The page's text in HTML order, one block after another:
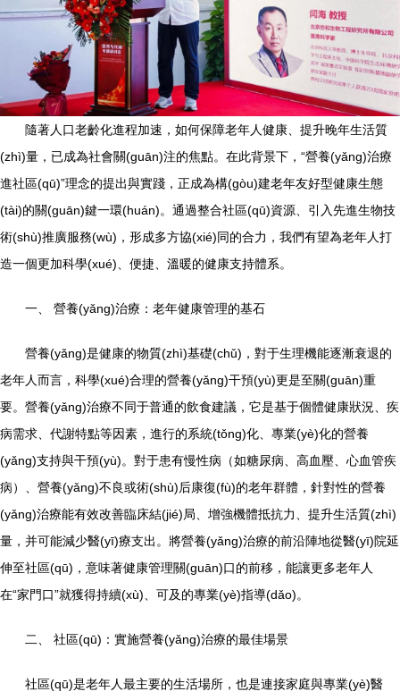
隨著人口老齡化進程加速，如何保障老年人健康、提升晚年生活質
(zhì)量，已成為社會關(guān)注的焦點。在此背景下，“營養(yǎng)治療
進社區(qū)”理念的提出與實踐，正成為構(gòu)建老年友好型健康生態
(tài)的關(guān)鍵一環(huán)。通過整合社區(qū)資源、引入先進生物技
術(shù)推廣服務(wù)，形成多方協(xié)同的合力，我們有望為老年人打
造一個更加科學(xué)、便捷、溫暖的健康支持體系。
一、 營養(yǎng)治療：老年健康管理的基石
營養(yǎng)是健康的物質(zhì)基礎(chǔ)，對于生理機能逐漸衰退的
老年人而言，科學(xué)合理的營養(yǎng)干預(yù)更是至關(guān)重
要。營養(yǎng)治療不同于普通的飲食建議，它是基于個體健康狀況、疾
病需求、代謝特點等因素，進行的系統(tǒng)化、專業(yè)化的營養
(yǎng)支持與干預(yù)。對于患有慢性病（如糖尿病、高血壓、心血管疾
病）、營養(yǎng)不良或術(shù)后康復(fù)的老年群體，針對性的營養
(yǎng)治療能有效改善臨床結(jié)局、增強機體抵抗力、提升生活質(zhì)
量，并可能減少醫(yī)療支出。將營養(yǎng)治療的前沿陣地從醫(yī)院延
伸至社區(qū)，意味著健康管理關(guān)口的前移，能讓更多老年人
在“家門口”就獲得持續(xù)、可及的專業(yè)指導(dǎo)。
二、 社區(qū)：實施營養(yǎng)治療的最佳場景
社區(qū)是老年人最主要的生活場所，也是連接家庭與專業(yè)醫